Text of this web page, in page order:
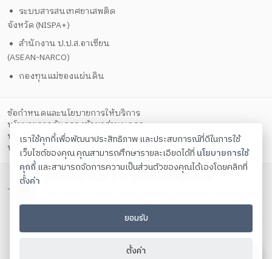
ระบบสารสนเทศยาเสพติด
จังหวัด (NISPA+)
สำนักงาน ป.ป.ส.อาเซียน
(ASEAN-NARCO)
กองทุนแม่ของแผ่นดิน
ข้อกำหนดและนโยบายการให้บริการ
นโยบายการคุ้มครองข้อมูลส่วนบุคคล
นโยบายการรักษาความมั่นคงปลอดภัยด้วยเทคโนโลยีสารสนเทศ
นโยบายคุกกี้
ตั้งค่าคุกกี้
สำนักงาน ปปส. ภาค 5 กระทรวงยุติธรรม
เผือก อำเภอเมือง จังหวัดเชียงใหม่ 50300
โทรศัพท์ 0 5321 7239 , 0 5321 7259 , 0 5321 7279 โทรสาร
0 5321 7239 Contact us:saraban_or5@oncb.go.th
เราใช้คุกกี้เพื่อพัฒนาประสิทธิภาพ และประสบการณ์ที่ดีในการใช้
เว็บไซต์ของคุณ คุณสามารถศึกษารายละเอียดได้ที่ นโยบายการใช้
คุกกี้และสามารถจัดการความเป็นส่วนตัวของคุณได้เองโดยคลิกที่
ตั้งค่า
ยอมรับ
ตั้งค่า